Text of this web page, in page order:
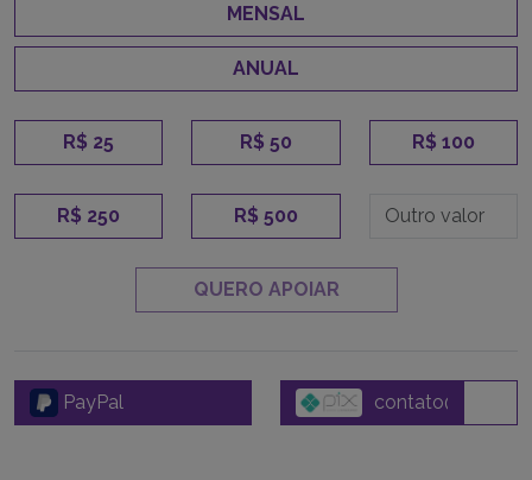
MENSAL
ANUAL
R$ 25 R$ 50 R$ 100
R$ 250 R$ 500
QUERO APOIAR
PayPal